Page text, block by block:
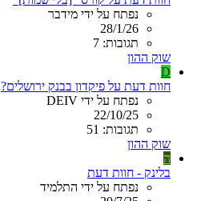
נפתח על ידי מידבר
28/1/26
תגובות: 7
שוק ההון
D
חוות דעת על פיקדון בבנק ירושלים?
נפתח על ידי DEIV
22/10/25
תגובות: 51
שוק ההון
ה
בלינק - חוות דעת
נפתח על ידי התלמיד